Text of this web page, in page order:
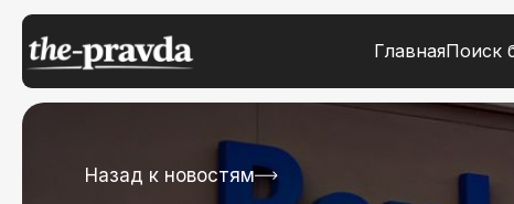
ГлавнаяПоиск
Назад к новостям